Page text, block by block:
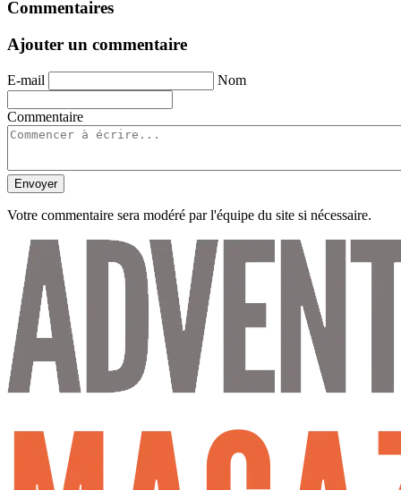
Commentaires
Ajouter un commentaire
E-mail Nom
Commentaire
Envoyer
Votre commentaire sera modéré par l'équipe du site si nécessaire.